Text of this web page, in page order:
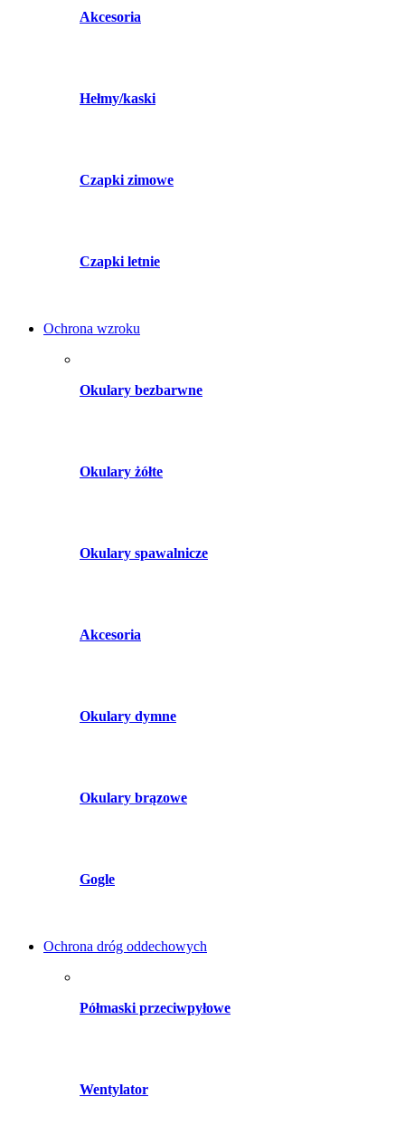
Akcesoria
Hełmy/kaski
Czapki zimowe
Czapki letnie
Ochrona wzroku
Okulary bezbarwne
Okulary żółte
Okulary spawalnicze
Akcesoria
Okulary dymne
Okulary brązowe
Gogle
Ochrona dróg oddechowych
Półmaski przeciwpyłowe
Wentylator